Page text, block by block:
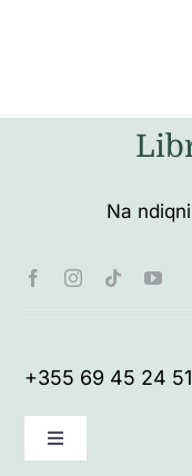
Na
+355 69 45 24
Toggle